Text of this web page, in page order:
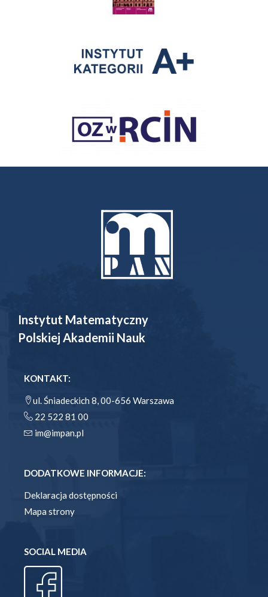
Instytut Matematyczny
Polskiej Akademii Nauk
KONTAKT:
ul. Śniadeckich 8, 00-656 Warszawa
22 522 81 00
im@impan.pl
DODATKOWE INFORMACJE:
Deklaracja dostępności
Mapa strony
SOCIAL MEDIA